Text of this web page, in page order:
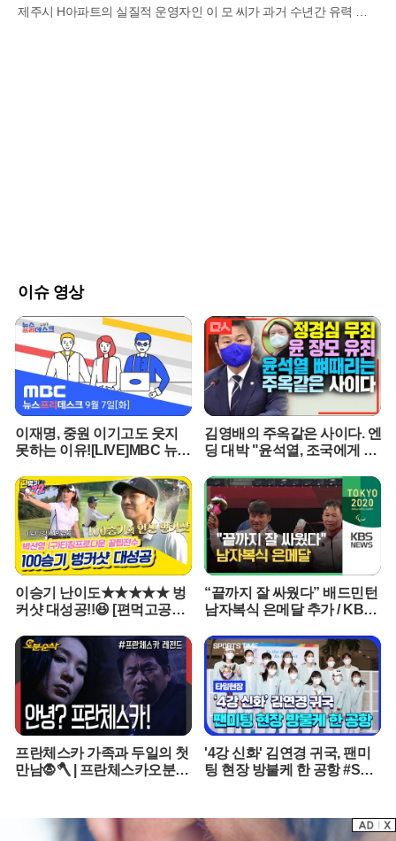
제주시 H아파트의 실질적 운영자인 이 모 씨가 과거 수년간 유력 정
으로 제공했다는 주장이 제기되면서 정치자금법 위반 가능성이 대두
부지 제공의 대가성 여부를 두고 논란은 수그러들지 않고 있다.현직
국회의원인 문대림 의원 역시 이 씨와의 친분설로 곤혹스러운 처지에
놓였다. 이 씨가 평소 문 의원과 형님, 동생 하는 사이라고 주변에 과
시해 왔다는 증언이 나오면서다. 문 의원 측은 자발적인 지지자의 활
동이었을 뿐 사적인 골프 회동이나 부적절한 청탁은 없었다고 선을
그었다. 하지만 과거 모델하우스 행사 참석 등 이 씨와의 잦은 접촉이
확인되면서, 지역 유력 정치인으로서 검증되지 않은 인물과 밀착 행
보를 보였다는 책임론이 거세다.공직 사회의 기강 해이를 보여주는
유흥주점 접대 의혹은 사태를 더욱 악화시키고 있다. 피해자 대책위
가 공개한 영수증에는 오 전 지사 취임 전후 시기에 비서진들이 수백
만 원 상당의 술 접대를 받은 정황이 고스란히 담겼다. 특히 비서관급
인사가 이 씨에게 외자 유치와 관련된 중국계 자본가를 연결해 주는
브로커 역할을 했다는 의심까지 더해졌다. 이는 단순한 개인적 일탈
을 넘어 도정의 핵심 인력들이 개발업자의 민원 해결사 노릇을 했다
는 비판으로 이어진다.이 씨의 화려한 범죄 전력에도 불구하고 그가
도의회 자문위원으로 활동할 수 있었던 배경에 대해서도 의문이 제기
서 활동한 것은 지역 정당과 의회의 검증 시스템이 완전히 마비되었
음을 방증한다. 현재 위성곤 도지사가 청렴감찰단을 통한 자체 조사
가능성을 언급한 가운데, 경찰은 이 씨의 횡령 자금이 정치권으로 흘
러 들어갔을 가능성을 염두에 두고 자금 흐름을 정밀 추적하고 있다.
이슈 영상
이재명, 중원 이기고도 웃지
못하는 이유![LIVE]MBC 뉴스
김영배의 주옥같은 사이다. 엔
딩 대박 "윤석열, 조국에게 했
이승기 난이도★★★★★ 벙
커샷 대성공!!😆 [편먹고공치
“끝까지 잘 싸웠다” 배드민턴
남자복식 은메달 추가 / KBS
프란체스카 가족과 두일의 첫
만남🧛🪓 | 프란체스카오분순
'4강 신화' 김연경 귀국, 팬미
팅 현장 방불케 한 공항 #SPO